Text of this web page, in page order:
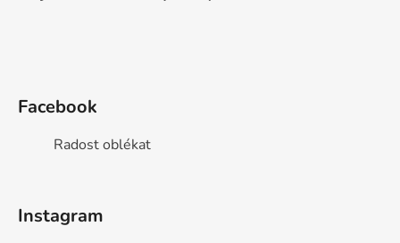
Facebook
Radost oblékat
Instagram